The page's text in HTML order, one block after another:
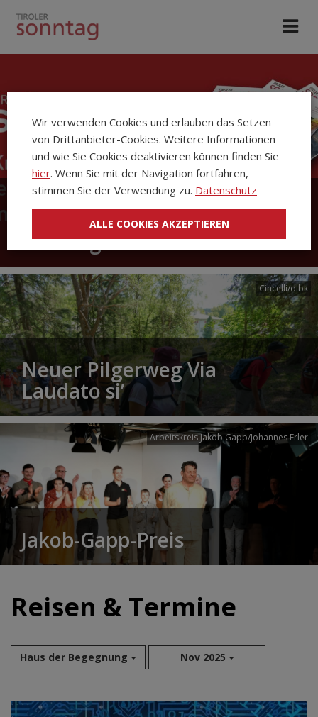
Die Kirchenzeitung Tiroler
Sonntag
Cincelli/dibk
Neuer Pilgerweg Via
Laudato si’
Arbeitskreis Jakob Gapp/Johannes Erler
Jakob-Gapp-Preis
Reisen & Termine
Haus der Begegnung Nov 2025
Aug 2026
Wir verwenden Cookies und erlauben das Setzen
von Drittanbieter-Cookies. Weitere Informationen
und wie Sie Cookies deaktivieren können finden Sie
hier. Wenn Sie mit der Navigation fortfahren,
stimmen Sie der Verwendung zu. Datenschutz
ALLE COOKIES AKZEPTIEREN